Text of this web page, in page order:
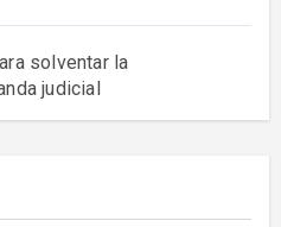
solventar la
judicial